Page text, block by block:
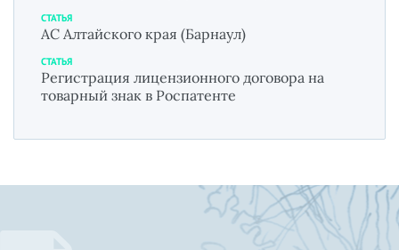
СТАТЬЯ
АС Алтайского края (Барнаул)
СТАТЬЯ
Регистрация лицензионного договора на
товарный знак в Роспатенте